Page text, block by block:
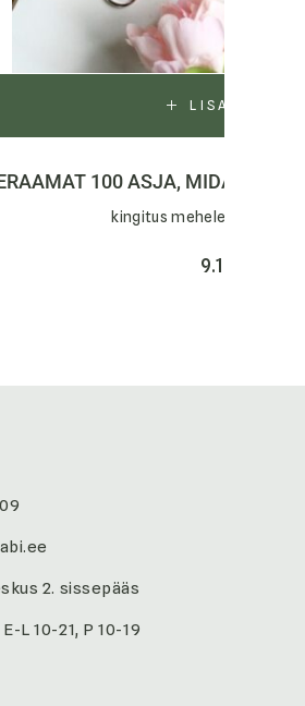
LISA KORVI
100 ASJA, MIDA MA
kingitus mehele, kingitus
9.10
2. sissepääs
L 10-21, P 10-19